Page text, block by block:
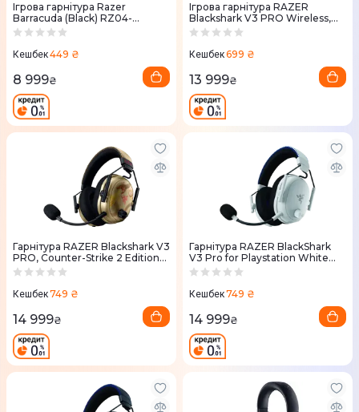
Ігрова гарнітура Razer
Barracuda (Black) RZ04-
03790100-R3M1
Кешбек449 ₴
8 999₴
Ігрова гарнітура RAZER
Blackshark V3 PRO Wireless,
біла
Кешбек699 ₴
13 999₴
Гарнітура RAZER Blackshark V3
PRO, Counter-Strike 2 Edition
(RZ04-05400800-R3M1)
Кешбек749 ₴
14 999₴
Гарнітура RAZER BlackShark
V3 Pro for Playstation White
(RZ04-05400600-R3G1)
Кешбек749 ₴
14 999₴